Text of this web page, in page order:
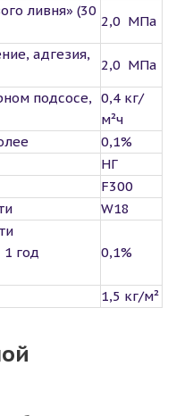
ливня» (30
2,0 МПа
адгезия,
2,0 МПа
подсосе, 0,4 кг/
м²ч
0,1%
НГ
F300
W18
год
0,1%
1,5 кг/м²